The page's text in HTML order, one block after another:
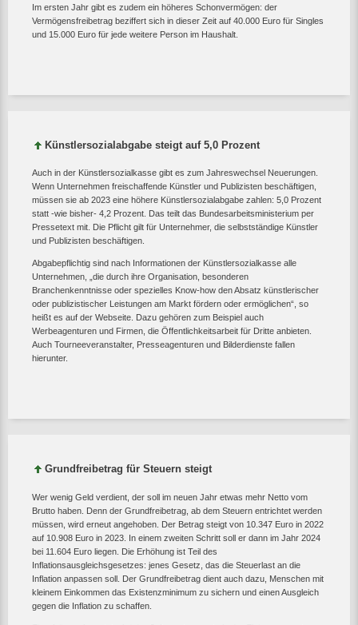
Im ersten Jahr gibt es zudem ein höheres Schonvermögen: der
Vermögensfreibetrag beziffert sich in dieser Zeit auf 40.000 Euro für Singles
und 15.000 Euro für jede weitere Person im Haushalt.
Künstlersozialabgabe steigt auf 5,0 Prozent
Auch in der Künstlersozialkasse gibt es zum Jahreswechsel Neuerungen.
Wenn Unternehmen freischaffende Künstler und Publizisten beschäftigen,
müssen sie ab 2023 eine höhere Künstlersozialabgabe zahlen: 5,0 Prozent
statt -wie bisher- 4,2 Prozent. Das teilt das Bundesarbeitsministerium per
Pressetext mit. Die Pflicht gilt für Unternehmer, die selbstständige Künstler
und Publizisten beschäftigen.
Abgabepflichtig sind nach Informationen der Künstlersozialkasse alle
Unternehmen, „die durch ihre Organisation, besonderen
Branchenkenntnisse oder spezielles Know-how den Absatz künstlerischer
oder publizistischer Leistungen am Markt fördern oder ermöglichen“, so
heißt es auf der Webseite. Dazu gehören zum Beispiel auch
Werbeagenturen und Firmen, die Öffentlichkeitsarbeit für Dritte anbieten.
Auch Tourneeveranstalter, Presseagenturen und Bilderdienste fallen
hierunter.
Grundfreibetrag für Steuern steigt
Wer wenig Geld verdient, der soll im neuen Jahr etwas mehr Netto vom
Brutto haben. Denn der Grundfreibetrag, ab dem Steuern entrichtet werden
müssen, wird erneut angehoben. Der Betrag steigt von 10.347 Euro in 2022
auf 10.908 Euro in 2023. In einem zweiten Schritt soll er dann im Jahr 2024
bei 11.604 Euro liegen. Die Erhöhung ist Teil des
Inflationsausgleichsgesetzes: jenes Gesetz, das die Steuerlast an die
Inflation anpassen soll. Der Grundfreibetrag dient auch dazu, Menschen mit
kleinem Einkommen das Existenzminimum zu sichern und einen Ausgleich
gegen die Inflation zu schaffen.